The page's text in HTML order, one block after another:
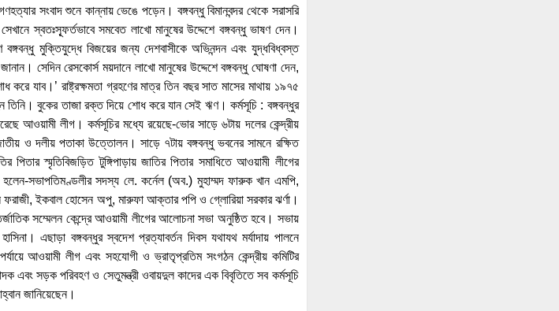
সংবাদ শুনে কান্নায় ভেঙে পড়েন। বঙ্গবন্ধু বিমানবন্দর থেকে সরাসরি
স্বতঃস্ফূর্তভাবে সমবেত লাখো মানুষের উদ্দেশে বঙ্গবন্ধু ভাষণ দেন।
বঙ্গবন্ধু মুক্তিযুদ্ধে বিজয়ের জন্য দেশবাসীকে অভিনন্দন এবং যুদ্ধবিধ্বস্ত
সেদিন রেসকোর্স ময়দানে লাখো মানুষের উদ্দেশে বঙ্গবন্ধু ঘোষণা দেন,
যাব।’ রাষ্ট্রক্ষমতা গ্রহণের মাত্র তিন বছর সাত মাসের মাথায় ১৯৭৫
বুকের তাজা রক্ত দিয়ে শোধ করে যান সেই ঋণ। কর্মসূচি : বঙ্গবন্ধুর
আওয়ামী লীগ। কর্মসূচির মধ্যে রয়েছে-ভোর সাড়ে ৬টায় দলের কেন্দ্রীয়
ও দলীয় পতাকা উত্তোলন। সাড়ে ৭টায় বঙ্গবন্ধু ভবনের সামনে রক্ষিত
পিতার স্মৃতিবিজড়িত টুঙ্গিপাড়ায় জাতির পিতার সমাধিতে আওয়ামী লীগের
হলেন-সভাপতিমণ্ডলীর সদস্য লে. কর্নেল (অব.) মুহাম্মদ ফারুক খান এমপি,
ফরাজী, ইকবাল হোসেন অপু, মারুফা আক্তার পপি ও গ্লোরিয়া সরকার ঝর্ণা।
সম্মেলন কেন্দ্রে আওয়ামী লীগের আলোচনা সভা অনুষ্ঠিত হবে। সভায়
এছাড়া বঙ্গবন্ধুর স্বদেশ প্রত্যাবর্তন দিবস যথাযথ মর্যাদায় পালনে
আওয়ামী লীগ এবং সহযোগী ও ভ্রাতৃপ্রতিম সংগঠন কেন্দ্রীয় কমিটির
সড়ক পরিবহণ ও সেতুমন্ত্রী ওবায়দুল কাদের এক বিবৃতিতে সব কর্মসূচি
জানিয়েছেন।